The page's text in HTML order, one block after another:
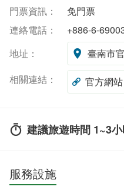
門票資訊：
免門票
連絡電話：
+886-6-
地址：
臺南市
相關連結：
官方網站
建議旅遊時間 1~3
服務設施